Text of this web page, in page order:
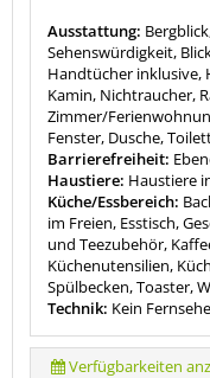
Ausstattung:
Sehenswürdigkeit,
Handtücher inklusive,
Kamin, Nichtraucher,
Zimmer/
Fenster, Dusche,
Barrierefreiheit:
Haustiere: Haustiere
Küche/Essbereich:
im Freien, Esstisch,
und Teezubehör,
Küchenutensilien,
Spülbecken, Toaster,
Technik: Kein
Verfügbarkeiten